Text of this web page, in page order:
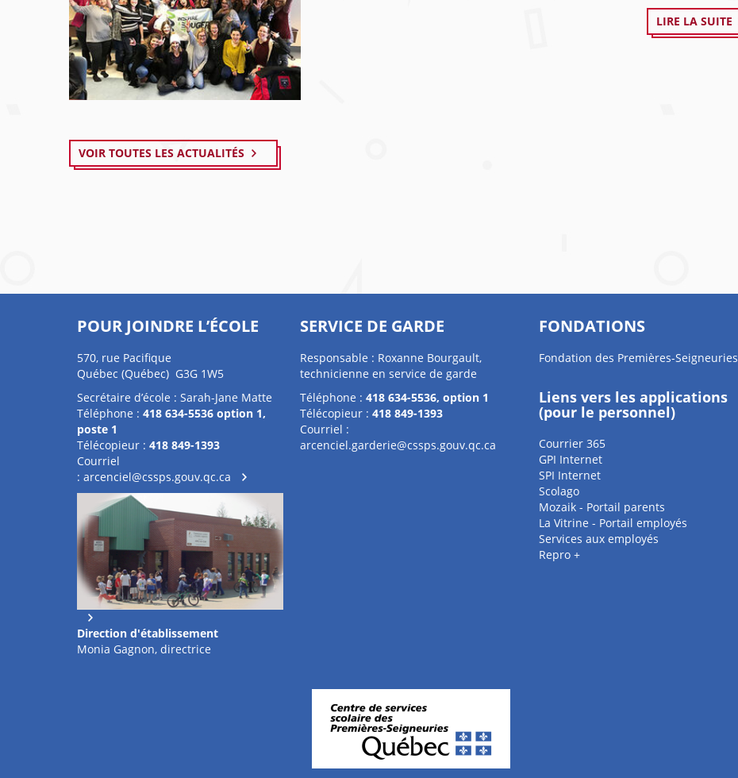
LIRE LA SUITE
VOIR TOUTES LES ACTUALITÉS
POUR JOINDRE L’ÉCOLE
570, rue Pacifique
Québec (Québec) G3G 1W5
Secrétaire d’école : Sarah-Jane Matte
Téléphone : 418 634-5536 option 1,
poste 1
Télécopieur : 418 849-1393
Courriel
: arcenciel@cssps.gouv.qc.ca
Direction d'établissement
Monia Gagnon, directrice
SERVICE DE GARDE
Responsable : Roxanne Bourgault,
technicienne en service de garde
Téléphone : 418 634-5536, option 1
Télécopieur : 418 849-1393
Courriel :
arcenciel.garderie@cssps.gouv.qc.ca
FONDATIONS
Fondation des Premières-Seigneuries
Liens vers les applications
(pour le personnel)
Courrier 365
GPI Internet
SPI Internet
Scolago
Mozaik - Portail parents
La Vitrine - Portail employés
Services aux employés
Repro +